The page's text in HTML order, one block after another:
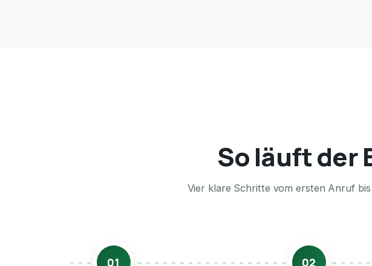
So läuft der
Vier klare Schritte vom ersten Anruf
01 02